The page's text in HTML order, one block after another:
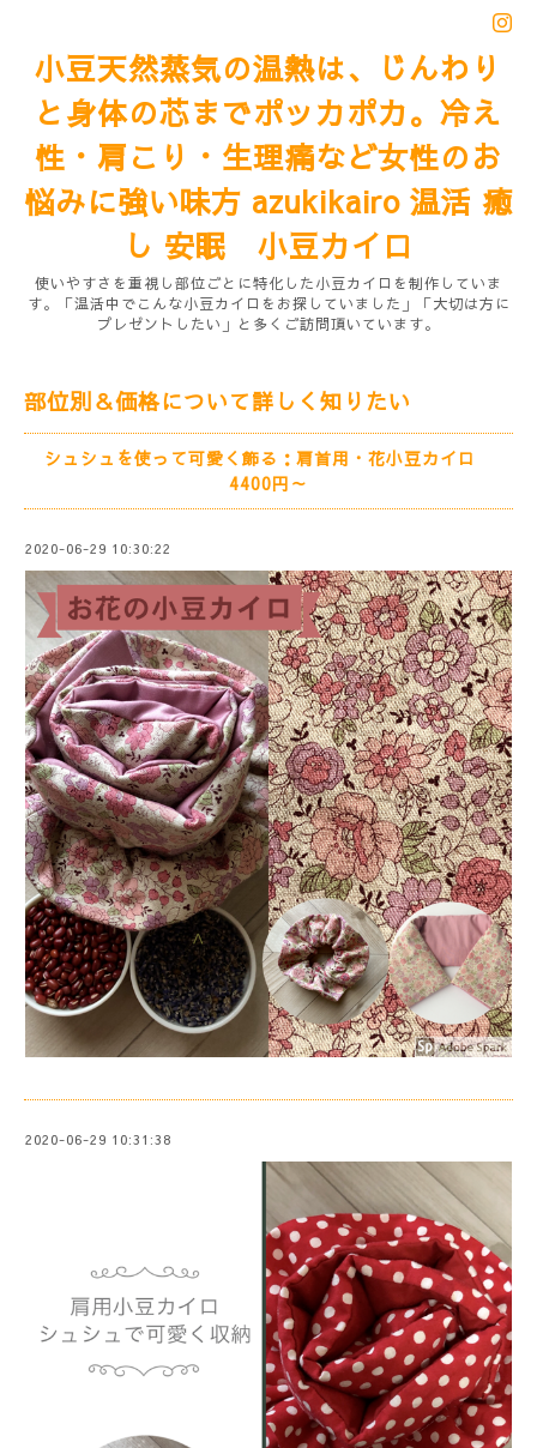
小豆天然蒸気の温熱は、じんわり
と身体の芯までポッカポカ。冷え
性・肩こり・生理痛など女性のお
悩みに強い味方 azukikairo 温活 癒
し 安眠 小豆カイロ
使いやすさを重視し部位ごとに特化した小豆カイロを制作していま
す。「温活中でこんな小豆カイロをお探していました」「大切は方に
プレゼントしたい」と多くご訪問頂いています。
部位別＆価格について詳しく知りたい
シュシュを使って可愛く飾る：肩首用・花小豆カイロ
4400円～
2020-06-29 10:30:22
2020-06-29 10:31:38